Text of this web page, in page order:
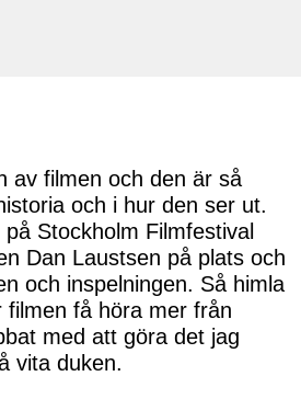
av filmen och den är så
och i hur den ser ut.
Stockholm Filmfestival
Dan Laustsen på plats och
och inspelningen. Så himla
få höra mer från
med att göra det jag
vita duken.